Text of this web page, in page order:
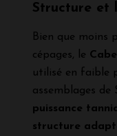
Structure et
Bien que moins
cépages, le
utilisé en faible
assemblages
puissance
structure